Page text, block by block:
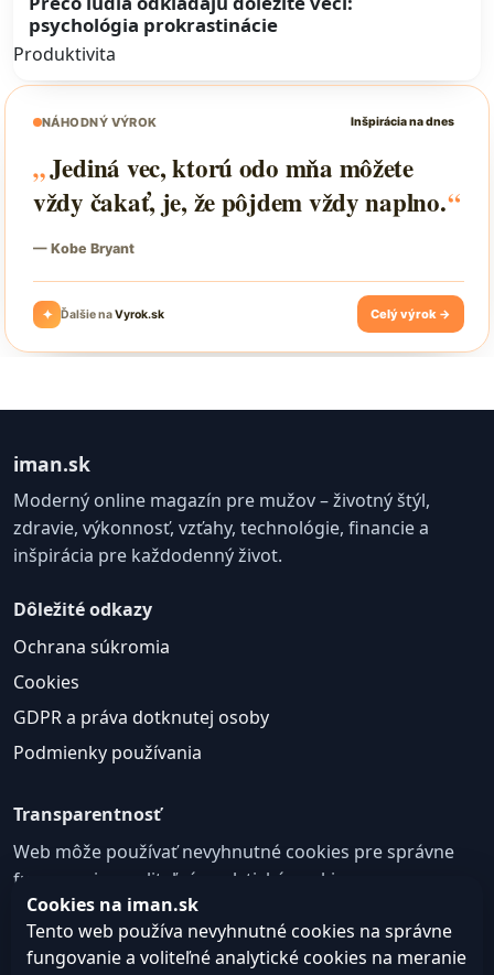
psychológia prokrastinácie
Produktivita
iman.sk
Moderný online magazín pre mužov – životný štýl,
zdravie, výkonnosť, vzťahy, technológie, financie a
inšpirácia pre každodenný život.
Dôležité odkazy
Ochrana súkromia
Cookies
GDPR a práva dotknutej osoby
Podmienky používania
Transparentnosť
Web môže používať nevyhnutné cookies pre správne
fungovanie a voliteľné analytické cookies na
zlepšovanie obsahu a používateľskej skúsenosti.
Nastavenie cookies
Cookies na iman.sk
Tento web používa nevyhnutné cookies na správne
fungovanie a voliteľné analytické cookies na meranie